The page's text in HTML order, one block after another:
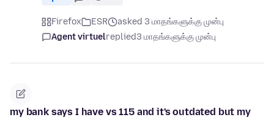
Firefox ESR
asked 3 மாதங்களுக்கு முன்பு
Agent virtuelreplied3 மாதங்களுக்கு முன்பு
my bank says I have vs 115 and it's outdated but my